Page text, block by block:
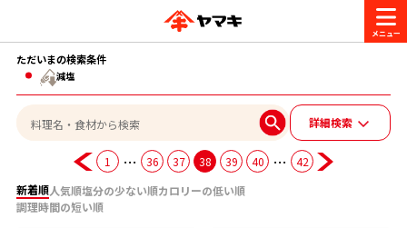
商品情報
レシピ
おいしいレシピを探す
かつお節・だしを楽しむ
ただいまの検索条件
減塩
詳細検索
1 … 36 37 38 39 40 …
42
新着順人気順塩分の少ない順カロリーの低い順
調理時間の短い順